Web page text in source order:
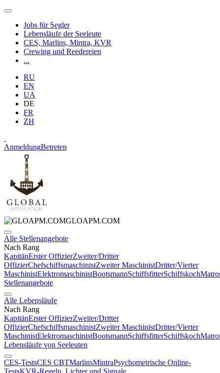
Jobs für Segler
Lebensläufe der Seeleute
CES, Marlins, Mintra, KVR
Crewing und Reedereien
...
RU
EN
UA
DE
FR
ZH
AnmeldungBetreten
GLOAPM.COM
Alle Stellenangebote
Nach Rang
KapitänErster OffizierZweiter/Dritter
OffizierChefschiffsmaschinistZweiter MaschinistDritter/Vierter
MaschinistElektromaschinistBootsmannSchiffsfitterSchiffskoch
Stellenangebote
Alle Lebensläufe
Nach Rang
KapitänErster OffizierZweiter/Dritter
OffizierChefschiffsmaschinistZweiter MaschinistDritter/Vierter
MaschinistElektromaschinistBootsmannSchiffsfitterSchiffskoch
Lebensläufe von Seeleuten
CES-TestsCES CBTMarlinsMintraPsychometrische Online-
TestsKVR-Regeln, Lichter und Signale